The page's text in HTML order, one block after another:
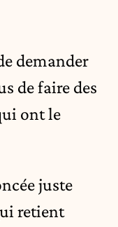
demander
de faire des
ont le
juste
retient